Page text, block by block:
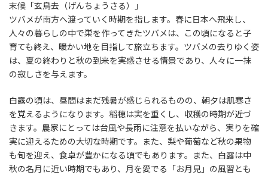
末候「玄鳥去（げんちょうさる）」
ツバメが南方へ渡っていく時期を指します。春に日本へ飛来し、
人々の暮らしの中で巣を作ってきたツバメは、この頃になると子
育ても終え、暖かい地を目指して旅立ちます。ツバメの去りゆく姿
は、夏の終わりと秋の到来を実感させる情景であり、人々に一抹
の寂しさを与えます。
白露の頃は、昼間はまだ残暑が感じられるものの、朝夕は肌寒さ
を覚えるようになります。稲穂は実を重くし、収穫の時期が近づ
きます。農家にとっては台風や長雨に注意を払いながら、実りを確
実に迎えるための大切な時期です。また、梨や葡萄など秋の果物
も旬を迎え、食卓が豊かになる頃でもあります。また、白露は中
秋の名月に近い時期でもあり、月を愛でる「お月見」の風習とも